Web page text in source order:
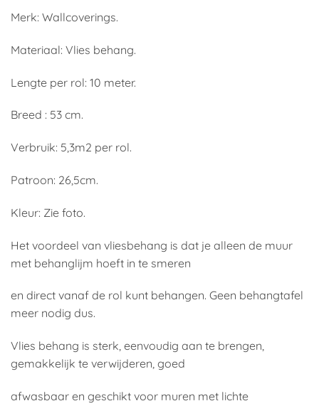
Merk: Wallcoverings.
Materiaal: Vlies behang.
Lengte per rol: 10 meter.
Breed : 53 cm.
Verbruik: 5,3m2 per rol.
Patroon: 26,5cm.
Kleur: Zie foto.
Het voordeel van vliesbehang is dat je alleen de muur
met behanglijm hoeft in te smeren
en direct vanaf de rol kunt behangen. Geen behangtafel
meer nodig dus.
Vlies behang is sterk, eenvoudig aan te brengen,
gemakkelijk te verwijderen, goed
afwasbaar en geschikt voor muren met lichte